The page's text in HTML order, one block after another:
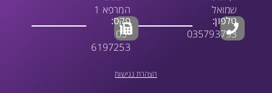
טלפון:
035793793
6197253
הצהרת נגישות